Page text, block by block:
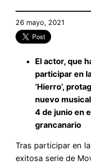
26 mayo, 2021
El actor, que
participar en
‘Hierro’,
nuevo
4 de junio en
grancanario
Tras participar en
exitosa serie de